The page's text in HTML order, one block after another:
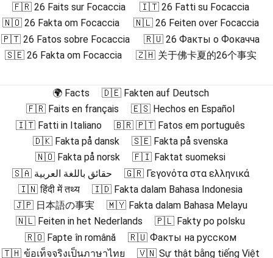
🇫🇷 26 Faits sur Focaccia
🇮🇹 26 Fatti su Focaccia
🇳🇴 26 Fakta om Focaccia
🇳🇱 26 Feiten over Focaccia
🇵🇹 26 Fatos sobre Focaccia
🇷🇺 26 Факты о Фокачча
🇸🇪 26 Fakta om Focaccia
🇿🇭 关于佛卡夏的26个事实
🌍 Facts
🇩🇪 Fakten auf Deutsch
🇫🇷 Faits en français
🇪🇸 Hechos en Español
🇮🇹 Fatti in Italiano
🇧🇷 🇵🇹 Fatos em português
🇩🇰 Fakta på dansk
🇸🇪 Fakta på svenska
🇳🇴 Fakta på norsk
🇫🇮 Faktat suomeksi
🇸🇦 حقائق باللغة العربية
🇬🇷 Γεγονότα στα ελληνικά
🇮🇳 हिंदी में तथ्य
🇮🇩 Fakta dalam Bahasa Indonesia
🇯🇵 日本語の事実
🇲🇾 Fakta dalam Bahasa Melayu
🇳🇱 Feiten in het Nederlands
🇵🇱 Fakty po polsku
🇷🇴 Fapte în română
🇷🇺 Факты на русском
🇹🇭 ข้อเท็จจริงเป็นภาษาไทย
🇻🇳 Sự thật bằng tiếng Việt